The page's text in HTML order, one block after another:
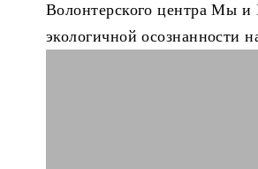
Волонтерского центра Мы и
экологичной осознанности